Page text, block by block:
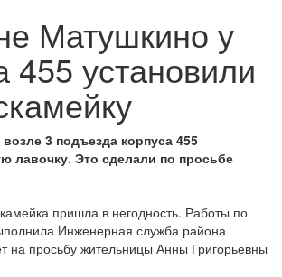
Матушкино у
455 установили
3 подъезда корпуса 455
лавочку. Это сделали по просьбе
пришла в негодность. Работы по
Инженерная служба района
на просьбу жительницы Анны Григорьевны